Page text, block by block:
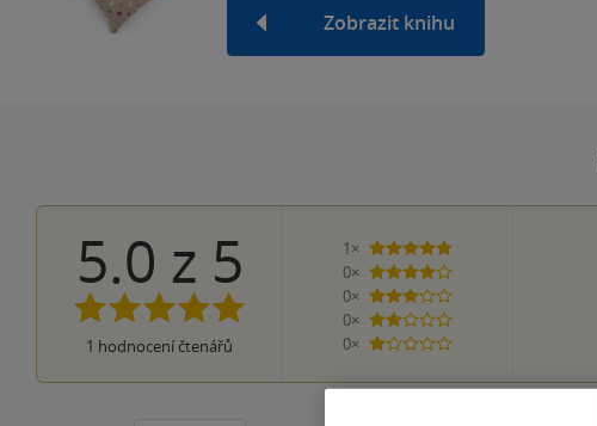
Zobrazit knihu
5.0 z 5
1 hodnocení čtenářů
1×
5 hvězdiček
0×
4 hvězdičky
0×
3 hvězdičky
0×
2 hvězdičky
0×
1 hvezdička